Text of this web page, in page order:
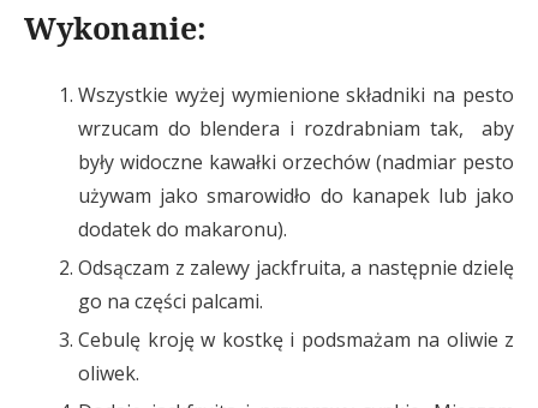
Wykonanie:
Wszystkie wyżej wymienione składniki na pesto
wrzucam do blendera i rozdrabniam tak, aby
były widoczne kawałki orzechów (nadmiar pesto
używam jako smarowidło do kanapek lub jako
dodatek do makaronu).
Odsączam z zalewy jackfruita, a następnie dzielę
go na części palcami.
Cebulę kroję w kostkę i podsmażam na oliwie z
oliwek.